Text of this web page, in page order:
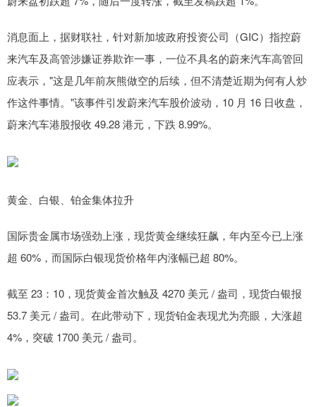
消息面上，据财联社，针对新加坡政府投资公司（GIC）指控蔚
来汽车及高管涉嫌证券欺诈一事，一位不具名的蔚来汽车高管回
应表示，"这是几年前灰熊做空的后续，但不清楚近期为何有人炒
作这件事情。"该事件引发蔚来汽车股价波动，10 月 16 日收盘，
蔚来汽车港股报收 49.28 港元，下跌 8.99%。
黄金、白银、铂金集体拉升
国际贵金属市场强劲上涨，现货黄金继续狂飙，年内至今已上涨
超 60%，而国际白银现货价格年内涨幅已超 80%。
截至 23：10，现货黄金首次触及 4270 美元 / 盎司，现货白银报
53.7 美元 / 盎司。在此带动下，现货铂金表现尤为亮眼，大涨超
4%，突破 1700 美元 / 盎司。